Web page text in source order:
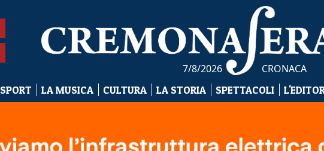
7/8/2026 CRONACA
SPORT LA MUSICA CULTURA LA STORIA SPETTACOLI